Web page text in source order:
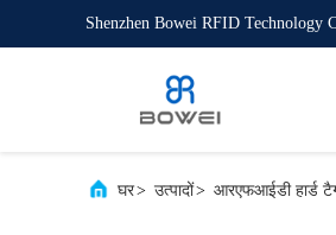
Shenzhen Bowei RFID Technology
घर> उत्पादों> आरएफआईडी हार्ड